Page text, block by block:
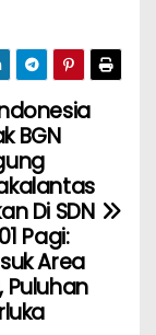
BGN
Di SDN
Pagi:
Area
Puluhan